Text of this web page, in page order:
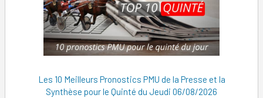
Les 10 Meilleurs Pronostics PMU de la Presse et la
Synthèse pour le Quinté du Jeudi 06/08/2026